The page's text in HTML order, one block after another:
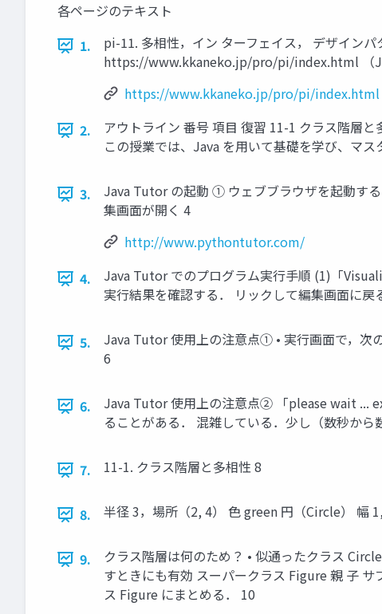
各ページのテキスト
1.
pi-11. 多相性，イン ターフェイス， デザイン
https://www.kkaneko.jp/pro/pi/index.html （
https://www.kkaneko.jp/pro/pi/index.html
2.
アウトライン 番号 項目 復習 11-1 クラス階層
この授業では、Java を用いて基礎を学び、マス
3.
Java Tutor の起動 ① ウェブブラウザを起動
集画面が開く 4
http://www.pythontutor.com/
4.
Java Tutor でのプログラム実行手順 (1)「
実行結果を確認する． リックして編集画面に戻
5.
Java Tutor 使用上の注意点① • 実行画面で，次
6
6.
Java Tutor 使用上の注意点② 「please wait ...
ることがある． 混雑している．少し（数秒か
7. 11-1. クラス階層と多相性 8
8. 半径 3，場所（2, 4） 色 green 円（Circle） 幅
9.
クラス階層は何のため？ • 似通ったクラス
すときにも有効 スーパークラス Figure 親 子
ス Figure にまとめる． 10